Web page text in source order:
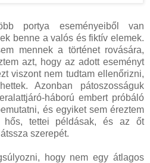
portya eseményeiből van
benne a valós és fiktív elemek.
mennek a történet rovására,
azt, hogy az adott eseményt
viszont nem tudtam ellenőrizni,
Azonban pátoszosságuk
háború embert próbáló
és egyiket sem éreztem
hős, tettei példásak, és az őt
szerepét.
hogy nem egy átlagos